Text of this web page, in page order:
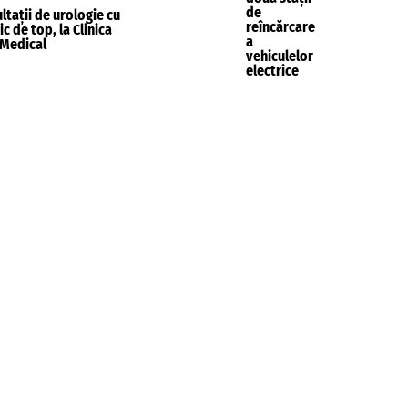
de urologie cu
de top, la Clinica
de
reîncărcare
a
vehiculelor
electrice